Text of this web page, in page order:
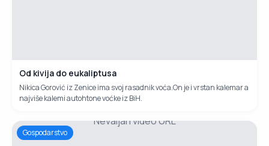
Od kivija do eukaliptusa
Nikica Gorović iz Zenice ima svoj rasadnik voća.On je i vrstan kalemar a
najviše kalemi autohtone voćke iz BiH.
Nevaljan video URL
Gospodarstvo